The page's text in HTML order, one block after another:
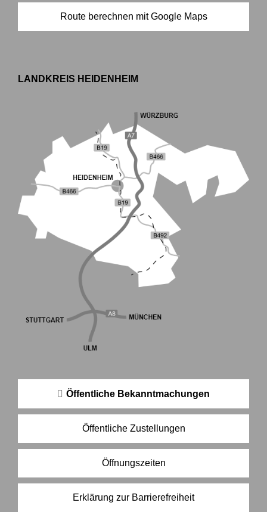
Route berechnen mit Google Maps
LANDKREIS HEIDENHEIM
Öffentliche Bekanntmachungen
Öffentliche Zustellungen
Öffnungszeiten
Erklärung zur Barrierefreiheit